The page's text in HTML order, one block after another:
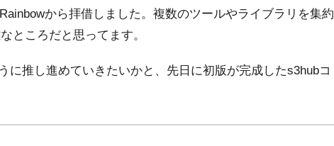
から拝借しました。複数のツールやライブラリを集約
ところだと思ってます。
に推し進めていきたいかと、先日に初版が完成したs3hubコ